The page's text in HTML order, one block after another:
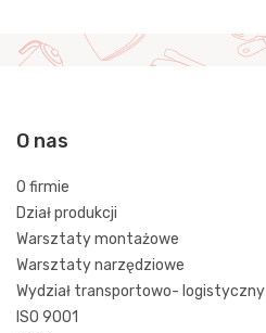
O nas
O firmie
Dział produkcji
Warsztaty montażowe
Warsztaty narzędziowe
Wydział transportowo- logistyczny
ISO 9001